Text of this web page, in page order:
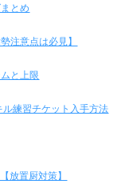
とめ
注意点は必見】
と上限
練習チケット入手方法
放置厨対策】